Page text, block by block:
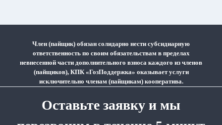
Член (пайщик) обязан солидарно нести субсидиарную
ответственность по своим обязательствам в пределах
невнесенной части дополнительного взноса каждого из членов
(пайщиков), КПК «ГозПоддержка» оказывает услуги
исключительно членам (пайщикам) кооператива.
Оставьте заявку и мы